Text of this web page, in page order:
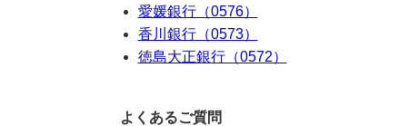
愛媛銀行（0576）
香川銀行（0573）
徳島大正銀行（0572）
よくあるご質問